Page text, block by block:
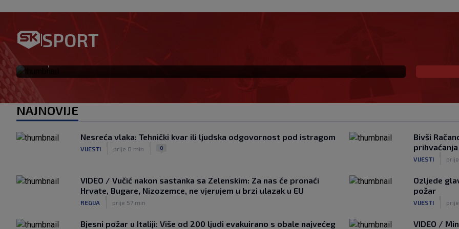
SPORT
VIDEO / Dinamo potvrdio transfer talenta PSG-a,
evo koji će broj na dresu nositi
NAJNOVIJE
Nesreća vlaka: Tehnički kvar ili ljudska odgovornost pod istragom
VIJESTI prije 8 min 0
Bivši
VIJESTI
VIDEO / Vučić nakon sastanka sa Zelenskim: Za nas će pronaći
Hrvate, Bugare, Nizozemce, ne vjerujem u brzi ulazak u EU
REGIJA prije 57 min
Ozljede
požar
VIJESTI
Bjesni požar u Italiji: Više od 200 ljudi evakuirano s obale najvećeg VIDEO /